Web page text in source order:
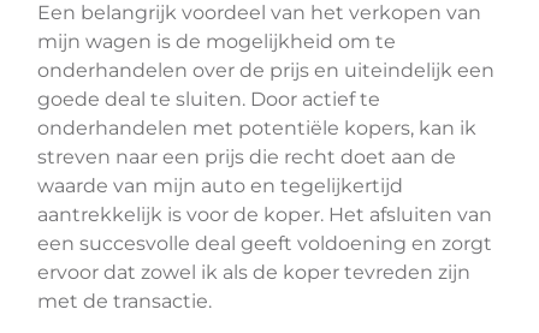
Een belangrijk voordeel van het verkopen van
mijn wagen is de mogelijkheid om te
onderhandelen over de prijs en uiteindelijk een
goede deal te sluiten. Door actief te
onderhandelen met potentiële kopers, kan ik
streven naar een prijs die recht doet aan de
waarde van mijn auto en tegelijkertijd
aantrekkelijk is voor de koper. Het afsluiten van
een succesvolle deal geeft voldoening en zorgt
ervoor dat zowel ik als de koper tevreden zijn
met de transactie.